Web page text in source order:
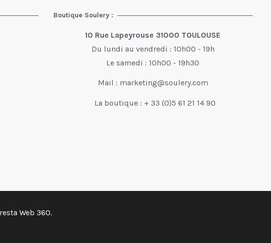
Boutique Soulery :
10 Rue Lapeyrouse 31000 TOULOUSE
Du lundi au vendredi : 10h00 - 19h
Le samedi : 10h00 - 19h30
Mail : marketing@soulery.com
La boutique : + 33 (0)5 61 21 14 90
Web 360.